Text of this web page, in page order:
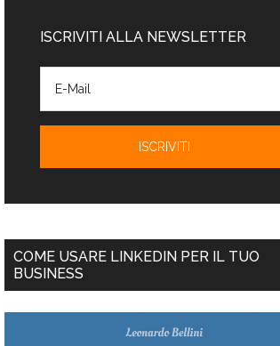
ISCRIVITI ALLA NEWSLETTER
COME USARE LINKEDIN PER IL TUO
BUSINESS